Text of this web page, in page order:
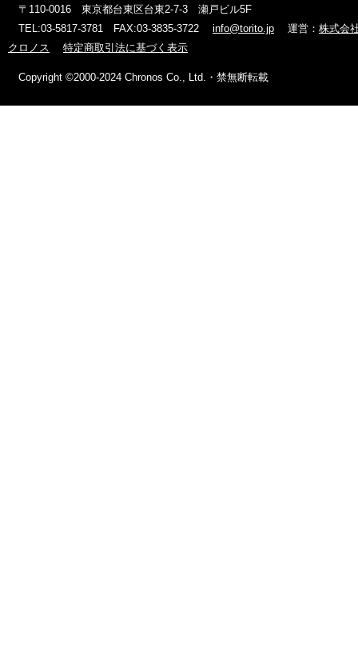
〒110-0016 東京都台東区台東2-7-3 瀬戸ビル5F
TEL:03-5817-3781 FAX:03-3835-3722 info@torito.jp 運営： 株式会
クロノス
特定商取引法に基づく表示
Copyright ©2000-2024 Chronos Co., Ltd.・禁無断転載